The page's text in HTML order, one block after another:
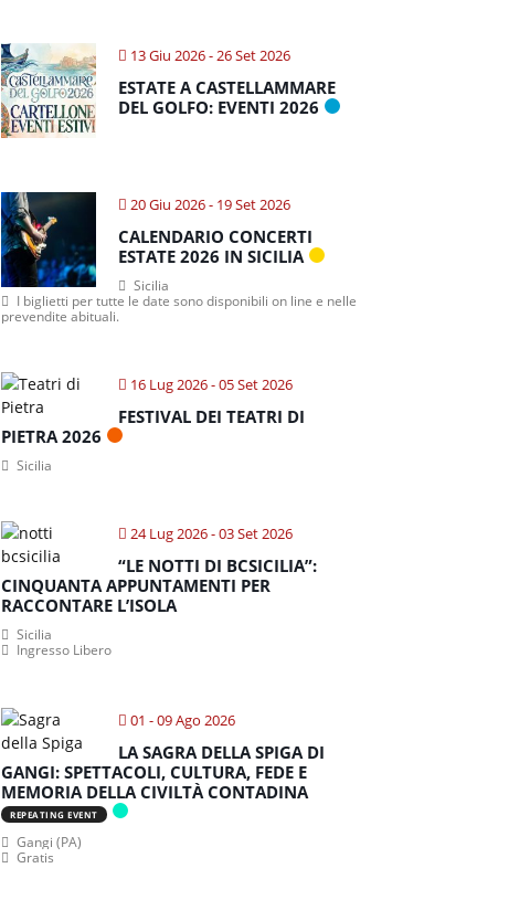
13 Giu 2026- 26 Set 2026
ESTATE A CASTELLAMMARE
DEL GOLFO: EVENTI 2026
20 Giu 2026- 19 Set 2026
CALENDARIO CONCERTI
ESTATE 2026 IN SICILIA
Sicilia
I biglietti per tutte le date sono disponibili on line e nelle
prevendite abituali.
16 Lug 2026- 05 Set 2026
FESTIVAL DEI TEATRI DI
PIETRA 2026
Sicilia
24 Lug 2026- 03 Set 2026
“LE NOTTI DI BCSICILIA”:
CINQUANTA APPUNTAMENTI PER
RACCONTARE L’ISOLA
Sicilia
Ingresso Libero
01 - 09 Ago 2026
LA SAGRA DELLA SPIGA DI
GANGI: SPETTACOLI, CULTURA, FEDE E
MEMORIA DELLA CIVILTÀ CONTADINA
REPEATING EVENT
Gangi (PA)
Gratis